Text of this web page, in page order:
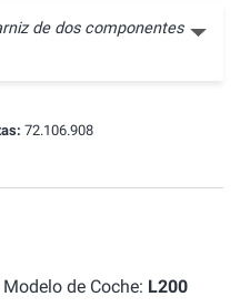
de dos componentes
72.106.908
Modelo de Coche: L200